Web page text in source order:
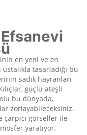
en yeni ve en
tasarladığı bu
sadık hayranları
güçlü ateşli
bu dünyada,
zorlayabileceksiniz.
görseller ile
yaratıyor.